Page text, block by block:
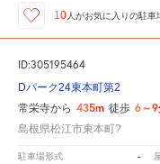
10人がお気に入りの駐車
ID:305195464
Dパーク24東本町第2
常栄寺から 435m 徒歩 6～
島根県松江市東本町?
駐車場形式 -